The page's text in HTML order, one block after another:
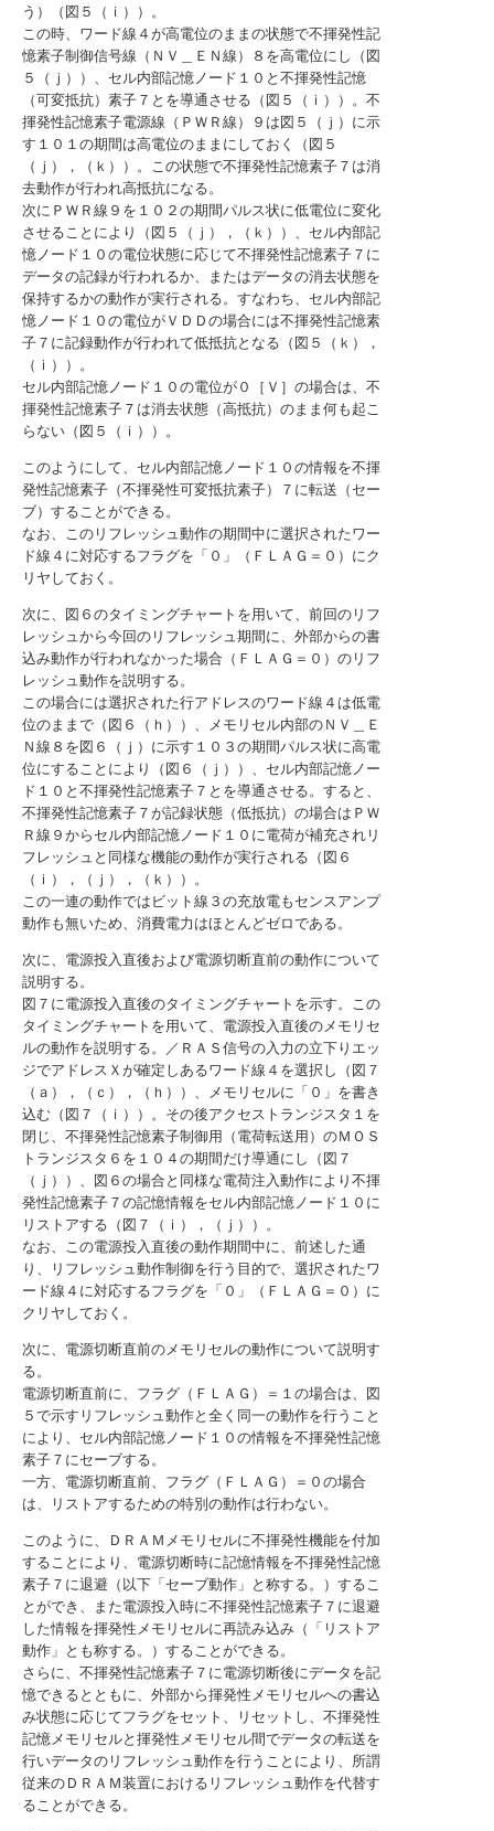
う）（図５（ｉ））。
この時、ワード線４が高電位のままの状態で不揮発性記
憶素子制御信号線（ＮＶ＿ＥＮ線）８を高電位にし（図
５（ｊ））、セル内部記憶ノード１０と不揮発性記憶
（可変抵抗）素子７とを導通させる（図５（ｉ））。不
揮発性記憶素子電源線（ＰＷＲ線）９は図５（ｊ）に示
す１０１の期間は高電位のままにしておく（図５
（ｊ），（ｋ））。この状態で不揮発性記憶素子７は消
去動作が行われ高抵抗になる。
次にＰＷＲ線９を１０２の期間パルス状に低電位に変化
させることにより（図５（ｊ），（ｋ））、セル内部記
憶ノード１０の電位状態に応じて不揮発性記憶素子７に
データの記録が行われるか、またはデータの消去状態を
保持するかの動作が実行される。すなわち、セル内部記
憶ノード１０の電位がＶＤＤの場合には不揮発性記憶素
子７に記録動作が行われて低抵抗となる（図５（ｋ），
（ｉ））。
セル内部記憶ノード１０の電位が０［Ｖ］の場合は、不
揮発性記憶素子７は消去状態（高抵抗）のまま何も起こ
らない（図５（ｉ））。
このようにして、セル内部記憶ノード１０の情報を不揮
発性記憶素子（不揮発性可変抵抗素子）７に転送（セー
ブ）することができる。
なお、このリフレッシュ動作の期間中に選択されたワー
ド線４に対応するフラグを「０」（ＦＬＡＧ＝０）にク
リヤしておく。
次に、図６のタイミングチャートを用いて、前回のリフ
レッシュから今回のリフレッシュ期間に、外部からの書
込み動作が行われなかった場合（ＦＬＡＧ＝０）のリフ
レッシュ動作を説明する。
この場合には選択された行アドレスのワード線４は低電
位のままで（図６（ｈ））、メモリセル内部のＮＶ＿Ｅ
Ｎ線８を図６（ｊ）に示す１０３の期間パルス状に高電
位にすることにより（図６（ｊ））、セル内部記憶ノー
ド１０と不揮発性記憶素子７とを導通させる。すると、
不揮発性記憶素子７が記録状態（低抵抗）の場合はＰＷ
Ｒ線９からセル内部記憶ノード１０に電荷が補充されリ
フレッシュと同様な機能の動作が実行される（図６
（ｉ），（ｊ），（ｋ））。
この一連の動作ではビット線３の充放電もセンスアンプ
動作も無いため、消費電力はほとんどゼロである。
次に、電源投入直後および電源切断直前の動作について
説明する。
図７に電源投入直後のタイミングチャートを示す。この
タイミングチャートを用いて、電源投入直後のメモリセ
ルの動作を説明する。／ＲＡＳ信号の入力の立下りエッ
ジでアドレスＸが確定しあるワード線４を選択し（図７
（ａ），（ｃ），（ｈ））、メモリセルに「０」を書き
込む（図７（ｉ））。その後アクセストランジスタ１を
閉じ、不揮発性記憶素子制御用（電荷転送用）のＭＯＳ
トランジスタ６を１０４の期間だけ導通にし（図７
（ｊ））、図６の場合と同様な電荷注入動作により不揮
発性記憶素子７の記憶情報をセル内部記憶ノード１０に
リストアする（図７（ｉ），（ｊ））。
なお、この電源投入直後の動作期間中に、前述した通
り、リフレッシュ動作制御を行う目的で、選択されたワ
ード線４に対応するフラグを「０」（ＦＬＡＧ＝０）に
クリヤしておく。
次に、電源切断直前のメモリセルの動作について説明す
る。
電源切断直前に、フラグ（ＦＬＡＧ）＝１の場合は、図
５で示すリフレッシュ動作と全く同一の動作を行うこと
により、セル内部記憶ノード１０の情報を不揮発性記憶
素子７にセーブする。
一方、電源切断直前、フラグ（ＦＬＡＧ）＝０の場合
は、リストアするための特別の動作は行わない。
このように、ＤＲＡＭメモリセルに不揮発性機能を付加
することにより、電源切断時に記憶情報を不揮発性記憶
素子７に退避（以下「セーブ動作」と称する。）するこ
とができ、また電源投入時に不揮発性記憶素子７に退避
した情報を揮発性メモリセルに再読み込み（「リストア
動作」とも称する。）することができる。
さらに、不揮発性記憶素子７に電源切断後にデータを記
憶できるとともに、外部から揮発性メモリセルへの書込
み状態に応じてフラグをセット、リセットし、不揮発性
記憶メモリセルと揮発性メモリセル間でデータの転送を
行いデータのリフレッシュ動作を行うことにより、所謂
従来のＤＲＡＭ装置におけるリフレッシュ動作を代替す
ることができる。